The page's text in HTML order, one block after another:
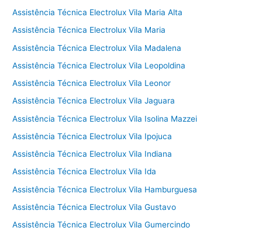
Assistência Técnica Electrolux Vila Maria Alta
Assistência Técnica Electrolux Vila Maria
Assistência Técnica Electrolux Vila Madalena
Assistência Técnica Electrolux Vila Leopoldina
Assistência Técnica Electrolux Vila Leonor
Assistência Técnica Electrolux Vila Jaguara
Assistência Técnica Electrolux Vila Isolina Mazzei
Assistência Técnica Electrolux Vila Ipojuca
Assistência Técnica Electrolux Vila Indiana
Assistência Técnica Electrolux Vila Ida
Assistência Técnica Electrolux Vila Hamburguesa
Assistência Técnica Electrolux Vila Gustavo
Assistência Técnica Electrolux Vila Gumercindo